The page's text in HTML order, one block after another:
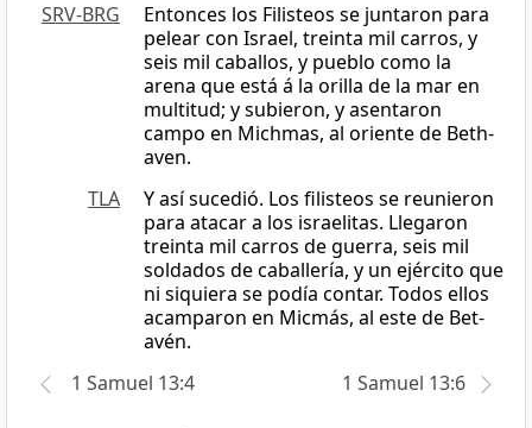
SRV-BRG
Entonces los Filisteos se juntaron para
pelear con Israel, treinta mil carros, y
seis mil caballos, y pueblo como la
arena que está á la orilla de la mar en
multitud; y subieron, y asentaron
campo en Michmas, al oriente de Beth-
aven.
TLA
Y así sucedió. Los filisteos se reunieron
para atacar a los israelitas. Llegaron
treinta mil carros de guerra, seis mil
soldados de caballería, y un ejército que
ni siquiera se podía contar. Todos ellos
acamparon en Micmás, al este de Bet-
avén.
1 Samuel 13:4
1 Samuel 13:6